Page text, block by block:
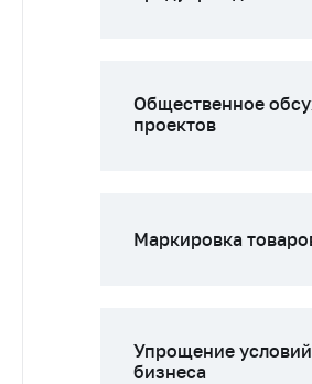
Общественное
проектов
Маркировка
Упрощение
бизнеса